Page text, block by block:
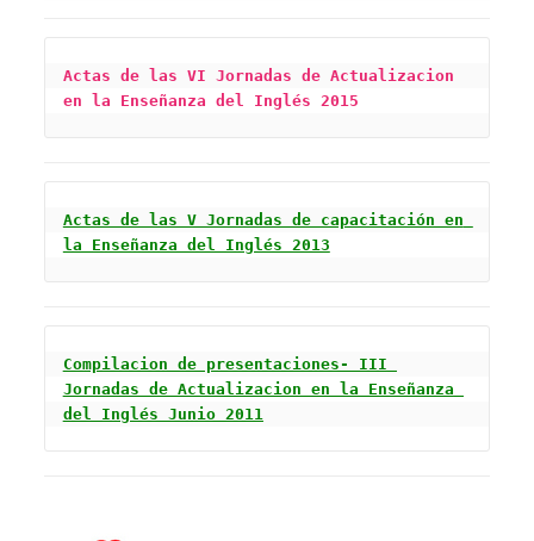
Actas de las VI Jornadas de Actualizacion
en la Enseñanza del Inglés 2015
Actas de las V Jornadas de capacitación en
la Enseñanza del Inglés 2013
Compilacion de presentaciones- III
Jornadas de Actualizacion en la Enseñanza
del Inglés Junio 2011